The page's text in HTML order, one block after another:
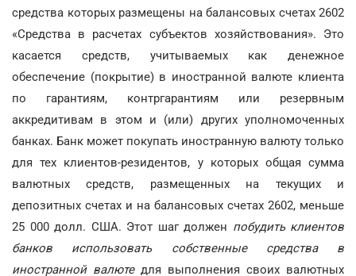
средства которых размещены на балансовых счетах 2602
«Средства в расчетах субъектов хозяйствования». Это
касается средств, учитываемых как денежное
обеспечение (покрытие) в иностранной валюте клиента
по гарантиям, контргарантиям или резервным
аккредитивам в этом и (или) других уполномоченных
банках. Банк может покупать иностранную валюту только
для тех клиентов-резидентов, у которых общая сумма
валютных средств, размещенных на текущих и
депозитных счетах и на балансовых счетах 2602, меньше
25 000 долл. США. Этот шаг должен побудить клиентов
банков использовать собственные средства в
иностранной валюте для выполнения своих валютных